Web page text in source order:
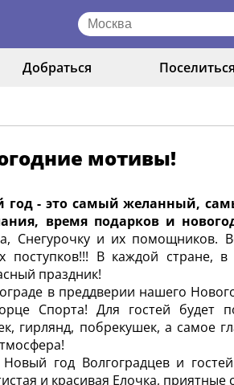
Добраться Поселиться
мотивы!
год - это самый желанный,
время подарков и
Снегурочку и их помощников.
поступков!!! В каждой стране,
праздник!
в преддверии нашего
Спорта! Для гостей будет
гирлянд, побрекушек, а самое
год Волгоградцев и
и красивая Елочка,